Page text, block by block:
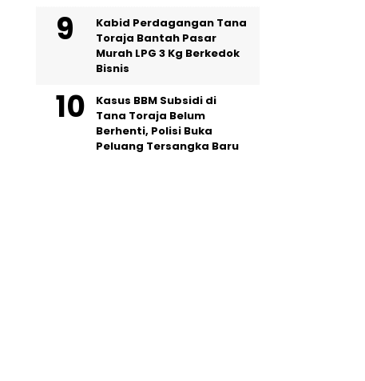
Kabid Perdagangan Tana
Toraja Bantah Pasar
Murah LPG 3 Kg Berkedok
Bisnis
Kasus BBM Subsidi di
Tana Toraja Belum
Berhenti, Polisi Buka
Peluang Tersangka Baru